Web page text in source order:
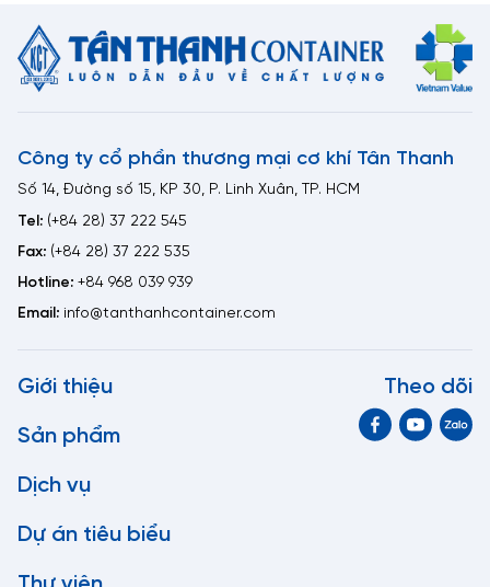
Công ty cổ phần thương mại cơ khí Tân Thanh
Số 14, Đường số 15, KP 30, P. Linh Xuân, TP. HCM
Tel: (+84 28) 37 222 545
Fax: (+84 28) 37 222 535
Hotline: +84 968 039 939
Email: info@tanthanhcontainer.com
Giới thiệu
Sản phẩm
Dịch vụ
Dự án tiêu biểu
Theo dõi